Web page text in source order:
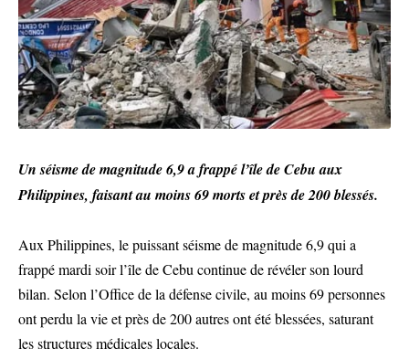
Un séisme de magnitude 6,9 a frappé l’île de Cebu aux
Philippines, faisant au moins 69 morts et près de 200 blessés.
Aux Philippines, le puissant séisme de magnitude 6,9 qui a
frappé mardi soir l’île de Cebu continue de révéler son lourd
bilan. Selon l’Office de la défense civile, au moins 69 personnes
ont perdu la vie et près de 200 autres ont été blessées, saturant
les structures médicales locales.